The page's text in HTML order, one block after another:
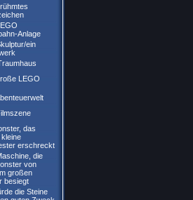
Anlage
ein
LEGO
das
erschreckt
die
von
großen
besiegt
die Steine